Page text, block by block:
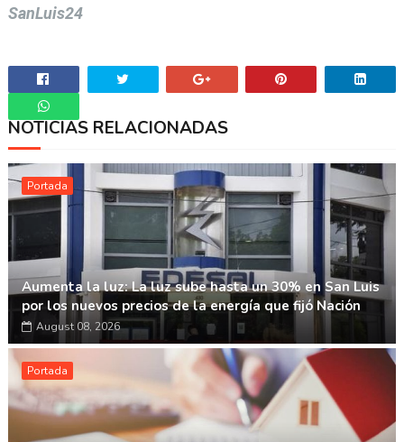
SanLuis24
Whatsapp
NOTICIAS RELACIONADAS
Portada
Aumenta la luz: La luz sube hasta un 30% en San Luis
por los nuevos precios de la energía que fijó Nación
August 08, 2026
Portada